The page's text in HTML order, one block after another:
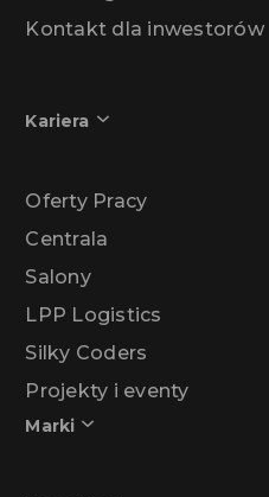
Kontakt dla inwestorów
Kariera
Oferty Pracy
Centrala
Salony
LPP Logistics
Silky Coders
Projekty i eventy
Marki